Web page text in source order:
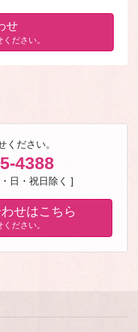
せ
ださい。
ください。
4388
日・祝日除く ]
せはこちら
ださい。